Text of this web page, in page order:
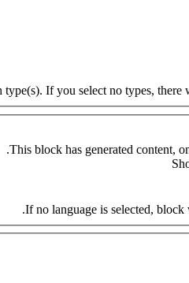
If you select no types,
This block has generated content,
If no language is selected,